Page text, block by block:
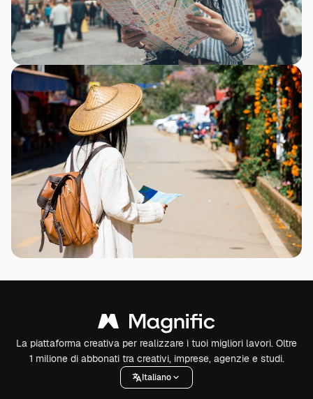
La piattaforma creativa per realizzare i tuoi migliori lavori. Oltre
1 milione di abbonati tra creativi, imprese, agenzie e studi.
Italiano